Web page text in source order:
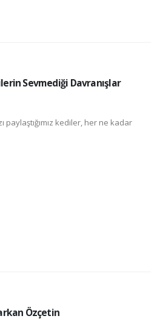
Sevmediği Davranışlar
paylaştığımız kediler, her ne kadar
Özçetin